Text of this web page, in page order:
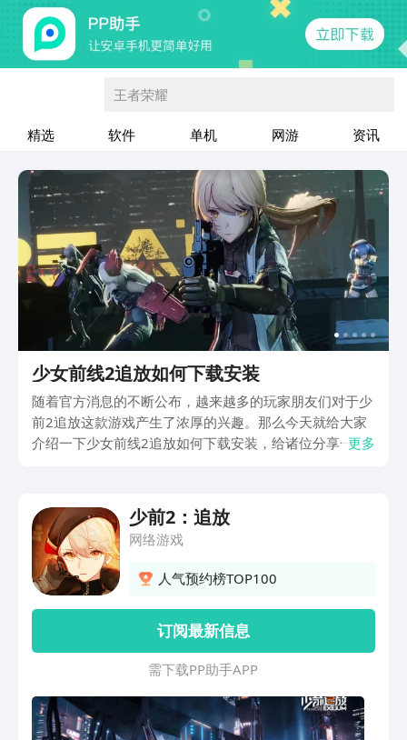
王者荣耀
精选 软件 单机 网游 资讯
少女前线2追放如何下载安装
随着官方消息的不断公布，越来越多的玩家朋友们对于少
前2追放这款游戏产生了浓厚的兴趣。那么今天就给大家
介绍一下少女前线2追放如何下载安装，给诸位分享一下
更多
少前2：追放
网络游戏
人气预约榜TOP100
订阅最新信息
需 下 载 P P 助 手 A P P